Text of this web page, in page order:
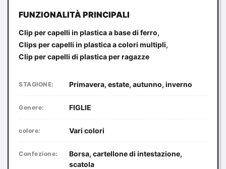
FUNZIONALITÀ PRINCIPALI
Clip per capelli in plastica a base di ferro,
Clips per capelli in plastica a colori multipli,
Clip per capelli di plastica per ragazze
STAGIONE: Primavera, estate, autunno, inverno
Genere: FIGLIE
colore: Vari colori
Confezione:
Borsa, cartellone di intestazione,
scatola